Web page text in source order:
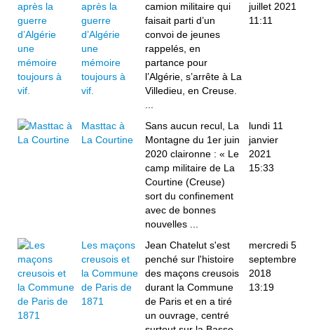
après la
guerre
d’Algérie
une
mémoire
toujours à
vif.
camion militaire qui
faisait parti d’un
convoi de jeunes
rappelés, en
partance pour
l’Algérie, s’arrête à La
Villedieu, en Creuse.
juillet 2021
11:11
Masttac à
La Courtine
Sans aucun recul, La
Montagne du 1er juin
2020 claironne : « Le
camp militaire de La
Courtine (Creuse)
sort du confinement
avec de bonnes
nouvelles ...
lundi 11
janvier
2021
15:33
Les maçons
creusois et
la Commune
de Paris de
1871
Jean Chatelut s'est
penché sur l'histoire
des maçons creusois
durant la Commune
de Paris et en a tiré
un ouvrage, centré
mercredi 5
septembre
2018
13:19